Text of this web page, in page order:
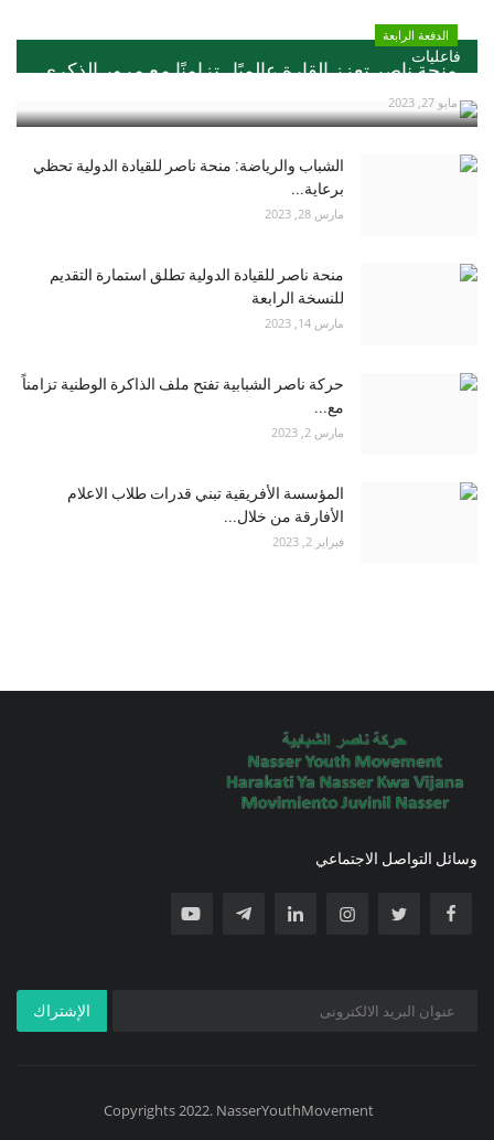
فاعليات
الدفعة الرابعة
منحة ناصر تعزز القارة عالميًا ..تزامنًا مع مرور الذكري...
مايو 27, 2023
الشباب والرياضة: منحة ناصر للقيادة الدولية تحظي
برعاية...
مارس 28, 2023
منحة ناصر للقيادة الدولية تطلق استمارة التقديم
للنسخة الرابعة
مارس 14, 2023
حركة ناصر الشبابية تفتح ملف الذاكرة الوطنية تزامناً
مع...
مارس 2, 2023
المؤسسة الأفريقية تبني قدرات طلاب الاعلام
الأفارقة من خلال...
فبراير 2, 2023
وسائل التواصل الاجتماعي
الإشتراك
Copyrights 2022. NasserYouthMovement